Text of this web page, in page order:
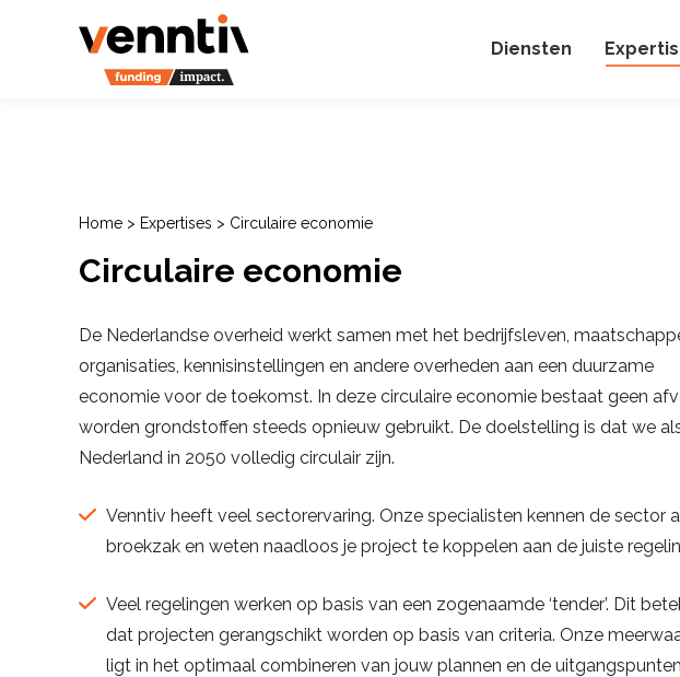
Diensten
Home > Expertises > Circulaire economie
Circulaire economie
De Nederlandse overheid werkt samen met het bedrijfsleven,
organisaties, kennisinstellingen en andere overheden aan een duurzame
economie voor de toekomst. In deze circulaire economie bestaat geen
worden grondstoffen steeds opnieuw gebruikt. De doelstelling is dat we
Nederland in 2050 volledig circulair zijn.
Venntiv heeft veel sectorervaring. Onze specialisten kennen de sector
broekzak en weten naadloos je project te koppelen aan de juiste
Veel regelingen werken op basis van een zogenaamde ‘tender’. Dit
dat projecten gerangschikt worden op basis van criteria. Onze
ligt in het optimaal combineren van jouw plannen en de